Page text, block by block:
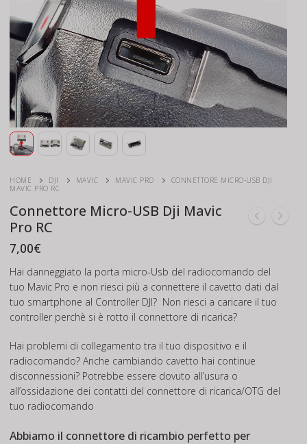
HOME DJI MAVIC MAVIC PRO
CONNETTORE MICRO-USB DJI
MAVIC PRO RC
Connettore Micro-USB Dji Mavic
Pro RC
7,00€
Hai danneggiato la porta micro-Usb del radiocomando del
tuo Mavic Pro e non riesci più a connettere il cavetto dati dal
tuo smartphone al Controller DJI? Non riesci a caricare il tuo
controller perchè si è rotto il connettore di ricarica?
Hai problemi di collegamento tra il tuo dispositivo e il
radiocomando? Anche cambiando cavetto hai continue
disconnessioni? Potrebbe essere dovuto all’usura o
all’ossidazione dei contatti del connettore di ricarica/OTG del
tuo radiocomando
Abbiamo il connettore di ricambio perfetto per